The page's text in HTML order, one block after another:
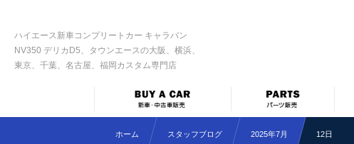
ハイエース新車コンプリートカー キャラバン
NV350 デリカD5、タウンエースの大阪、横浜、
東京、千葉、名古屋、福岡カスタム専門店
ホーム スタッフブログ 2025年7月 12日